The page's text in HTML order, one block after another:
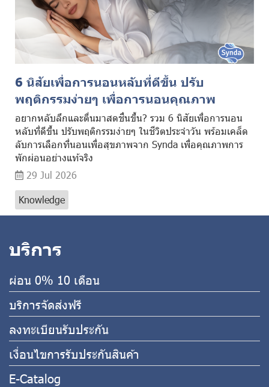
6 นิสัยเพื่อการนอนหลับที่ดีขึ้น ปรับ
พฤติกรรมง่ายๆ เพื่อการนอนคุณภาพ
อยากหลับลึกและตื่นมาสดชื่นขึ้น? รวม 6 นิสัยเพื่อการนอน
หลับที่ดีขึ้น ปรับพฤติกรรมง่ายๆ ในชีวิตประจำวัน พร้อมเคล็ด
ลับการเลือกที่นอนเพื่อสุขภาพจาก Synda เพื่อคุณภาพการ
พักผ่อนอย่างแท้จริง
29 Jul 2026
Knowledge
บริการ
ผ่อน 0% 10 เดือน
บริการจัดส่งฟรี
ลงทะเบียนรับประกัน
เงื่อนไขการรับประกันสินค้า
E-Catalog